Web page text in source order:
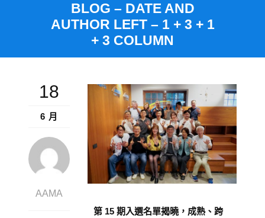
BLOG – DATE AND
AUTHOR LEFT – 1 + 3 + 1
+ 3 COLUMN
18
6 月
AAMA
第 15 期入選名單揭曉，成熟、跨